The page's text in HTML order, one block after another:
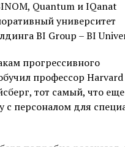
Quantum и IQanat
университет
BI Group – BI
прогрессивного
профессор Harvard
тот самый, что
с персоналом для